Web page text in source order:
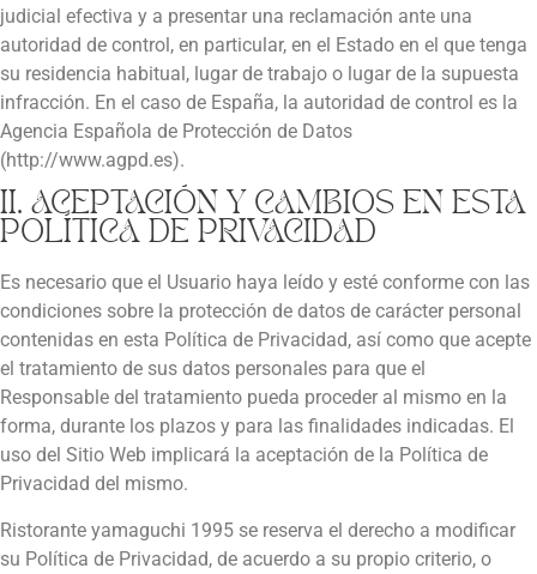
judicial efectiva y a presentar una reclamación ante una
autoridad de control, en particular, en el Estado en el que tenga
su residencia habitual, lugar de trabajo o lugar de la supuesta
infracción. En el caso de España, la autoridad de control es la
Agencia Española de Protección de Datos
(http://www.agpd.es).
II. ACEPTACIÓN Y CAMBIOS EN ESTA
POLÍTICA DE PRIVACIDAD
Es necesario que el Usuario haya leído y esté conforme con las
condiciones sobre la protección de datos de carácter personal
contenidas en esta Política de Privacidad, así como que acepte
el tratamiento de sus datos personales para que el
Responsable del tratamiento pueda proceder al mismo en la
forma, durante los plazos y para las finalidades indicadas. El
uso del Sitio Web implicará la aceptación de la Política de
Privacidad del mismo.
Ristorante yamaguchi 1995 se reserva el derecho a modificar
su Política de Privacidad, de acuerdo a su propio criterio, o